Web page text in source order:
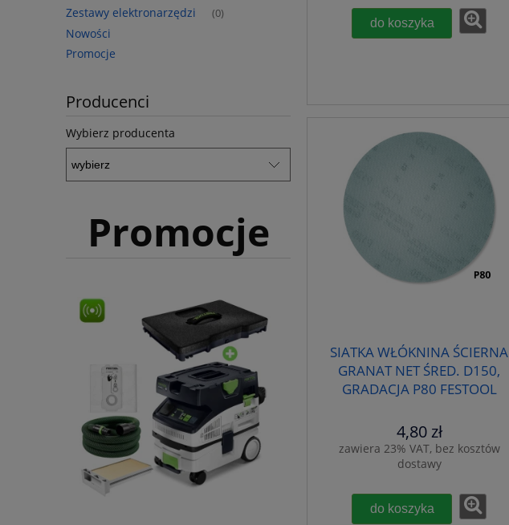
Zestawy elektronarzędzi (0)
Nowości
Promocje
Producenci
Wybierz producenta
Promocje
do koszyka
SIATKA WŁÓKNINA ŚCIERNA
GRANAT NET ŚRED. D150,
GRADACJA P80 FESTOOL
4,80 zł
zawiera 23% VAT, bez kosztów
dostawy
do koszyka